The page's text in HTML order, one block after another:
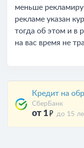
меньше
рекламе указан
тогда об этом и в
на вас время не
Кредит на
СберБанк
от 1 до 15